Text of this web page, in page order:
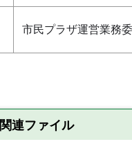
市民プラザ運営業務
関連ファイル